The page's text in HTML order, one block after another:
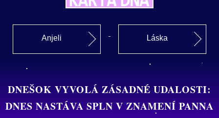
Anjeli Láska
DNEŠOK VYVOLÁ ZÁSADNÉ UDALOSTI:
DNES NASTÁVA SPLN V ZNAMENÍ PANNA